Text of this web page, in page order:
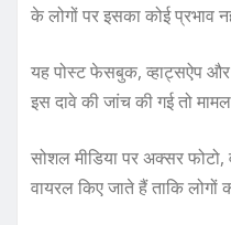
के लोगों पर इसका कोई प्रभाव
यह पोस्ट फेसबुक, व्हाट्सऐप
इस दावे की जांच की गई तो
सोशल मीडिया पर अक्सर
वायरल किए जाते हैं ताकि